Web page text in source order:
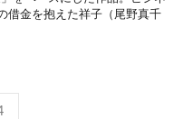
借金を抱えた祥子（尾野真千